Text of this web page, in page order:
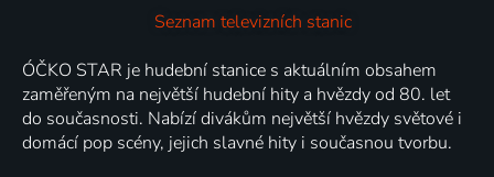
Seznam televizních stanic
ÓČKO STAR je hudební stanice s aktuálním obsahem
zaměřeným na největší hudební hity a hvězdy od 80. let
do současnosti. Nabízí divákům největší hvězdy světové i
domácí pop scény, jejich slavné hity i současnou tvorbu.